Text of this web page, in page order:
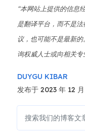
“本网站上提供的信息
是翻译平台，而不是
议，也可能不是最新
询权威人士或向相关
DUYGU KIBAR
发布于 2023 年 12 月